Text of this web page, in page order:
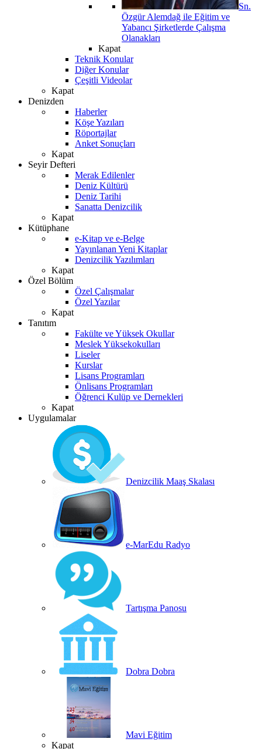
Sn.
Özgür Alemdağ ile Eğitim ve
Yabancı Şirketlerde Çalışma
Olanakları
Kapat
Teknik Konular
Diğer Konular
Çeşitli Videolar
Kapat
Denizden
Haberler
Köşe Yazıları
Röportajlar
Anket Sonuçları
Kapat
Seyir Defteri
Merak Edilenler
Deniz Kültürü
Deniz Tarihi
Sanatta Denizcilik
Kapat
Kütüphane
e-Kitap ve e-Belge
Yayınlanan Yeni Kitaplar
Denizcilik Yazılımları
Kapat
Özel Bölüm
Özel Çalışmalar
Özel Yazılar
Kapat
Tanıtım
Fakülte ve Yüksek Okullar
Meslek Yüksekokulları
Liseler
Kurslar
Lisans Programları
Önlisans Programları
Öğrenci Kulüp ve Dernekleri
Kapat
Uygulamalar
Denizcilik Maaş Skalası
e-MarEdu Radyo
Tartışma Panosu
Dobra Dobra
Mavi Eğitim
Kapat